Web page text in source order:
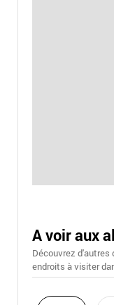
A voir aux
Découvrez
endroits à visiter